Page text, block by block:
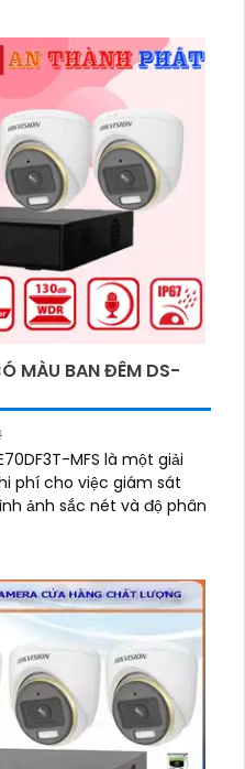
MÀU BAN ĐÊM DS-
MFS là một giải
phí cho việc giám sát